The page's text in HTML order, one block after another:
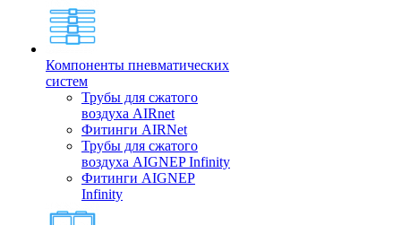
Компоненты пневматических
систем
Трубы для сжатого
воздуха AIRnet
Фитинги AIRNet
Трубы для сжатого
воздуха AIGNEP Infinity
Фитинги AIGNEP
Infinity